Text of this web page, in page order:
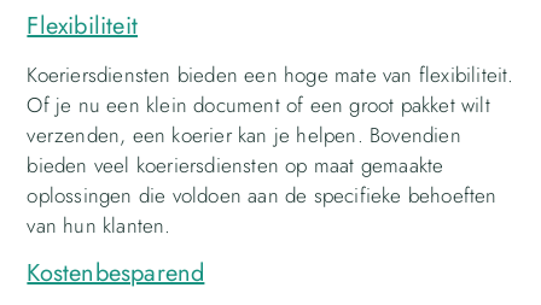
Flexibiliteit
Koeriersdiensten bieden een hoge mate van flexibiliteit.
Of je nu een klein document of een groot pakket wilt
verzenden, een koerier kan je helpen. Bovendien
bieden veel koeriersdiensten op maat gemaakte
oplossingen die voldoen aan de specifieke behoeften
van hun klanten.
Kostenbesparend